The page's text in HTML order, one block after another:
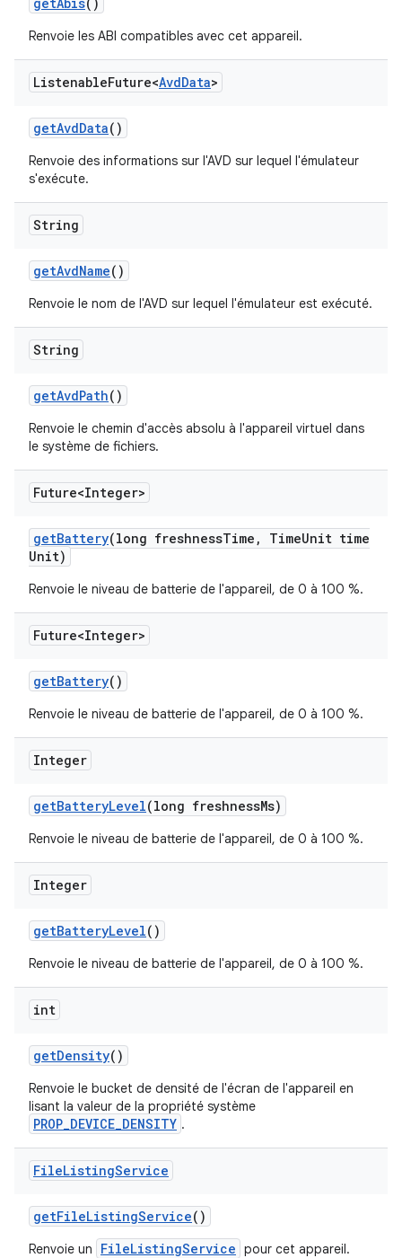
Renvoie les ABI compatibles avec cet appareil.
ListenableFuture<AvdData>
getAvdData()
Renvoie des informations sur l'AVD sur lequel l'émulateur
s'exécute.
String
getAvdName()
Renvoie le nom de l'AVD sur lequel l'émulateur est exécuté.
String
getAvdPath()
Renvoie le chemin d'accès absolu à l'appareil virtuel dans
le système de fichiers.
Future<Integer>
getBattery(long freshnessTime , TimeUnit time
Unit)
Renvoie le niveau de batterie de l'appareil, de 0 à 100 %.
Future<Integer>
getBattery()
Renvoie le niveau de batterie de l'appareil, de 0 à 100 %.
Integer
getBatteryLevel(long freshnessMs)
Renvoie le niveau de batterie de l'appareil, de 0 à 100 %.
Integer
getBatteryLevel()
Renvoie le niveau de batterie de l'appareil, de 0 à 100 %.
int
getDensity()
Renvoie le bucket de densité de l'écran de l'appareil en
lisant la valeur de la propriété système
PROP_DEVICE_DENSITY .
FileListingService
getFileListingService()
Renvoie un FileListingService pour cet appareil.